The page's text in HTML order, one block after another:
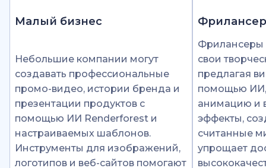
Малый бизнес
Небольшие компании могут
создавать профессиональные
промо-видео, истории бренда и
презентации продуктов с
помощью ИИ Renderforest и
настраиваемых шаблонов.
Инструменты для изображений,
логотипов и веб-сайтов помогают
Фрилансеры
свои
предлагая
помощью
анимацию и
эффекты,
считанные
упрощает